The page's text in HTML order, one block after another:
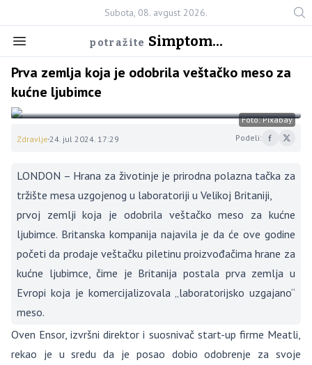
Subota, 08. avgust 2026.
potražite Simptom...
Prva zemlja koja je odobrila veštačko meso za
kućne ljubimce
Foto: Pixabay
Zdravlje 24. jul 2024. 17:29 Podeli:
LONDON – Hrana za životinje je prirodna polazna tačka za
tržište mesa uzgojenog u laboratoriji u Velikoj Britaniji,
prvoj zemlji koja je odobrila veštačko meso za kućne
ljubimce. Britanska kompanija najavila je da će ove godine
početi da prodaje veštačku piletinu proizvođačima hrane za
kućne ljubimce, čime je Britanija postala prva zemlja u
Evropi koja je komercijalizovala „laboratorijsko uzgajano“
meso.
Oven Ensor, izvršni direktor i suosnivač start-up firme Meatli,
rekao je u sredu da je posao dobio odobrenje za svoje